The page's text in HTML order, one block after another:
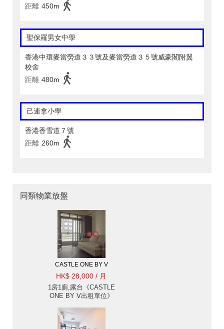
距離 450m
聖保羅男女中學
香港中環麥當勞道３３號及麥當勞道３５號威豪閣附翼
校舍
距離 480m
己連拿小學
香港香雪道７號
距離 260m
同類物業放盤
CASTLE ONE BY V
HK$ 28,000 / 月
1房1廁,露台《CASTLE
ONE BY V出租單位》